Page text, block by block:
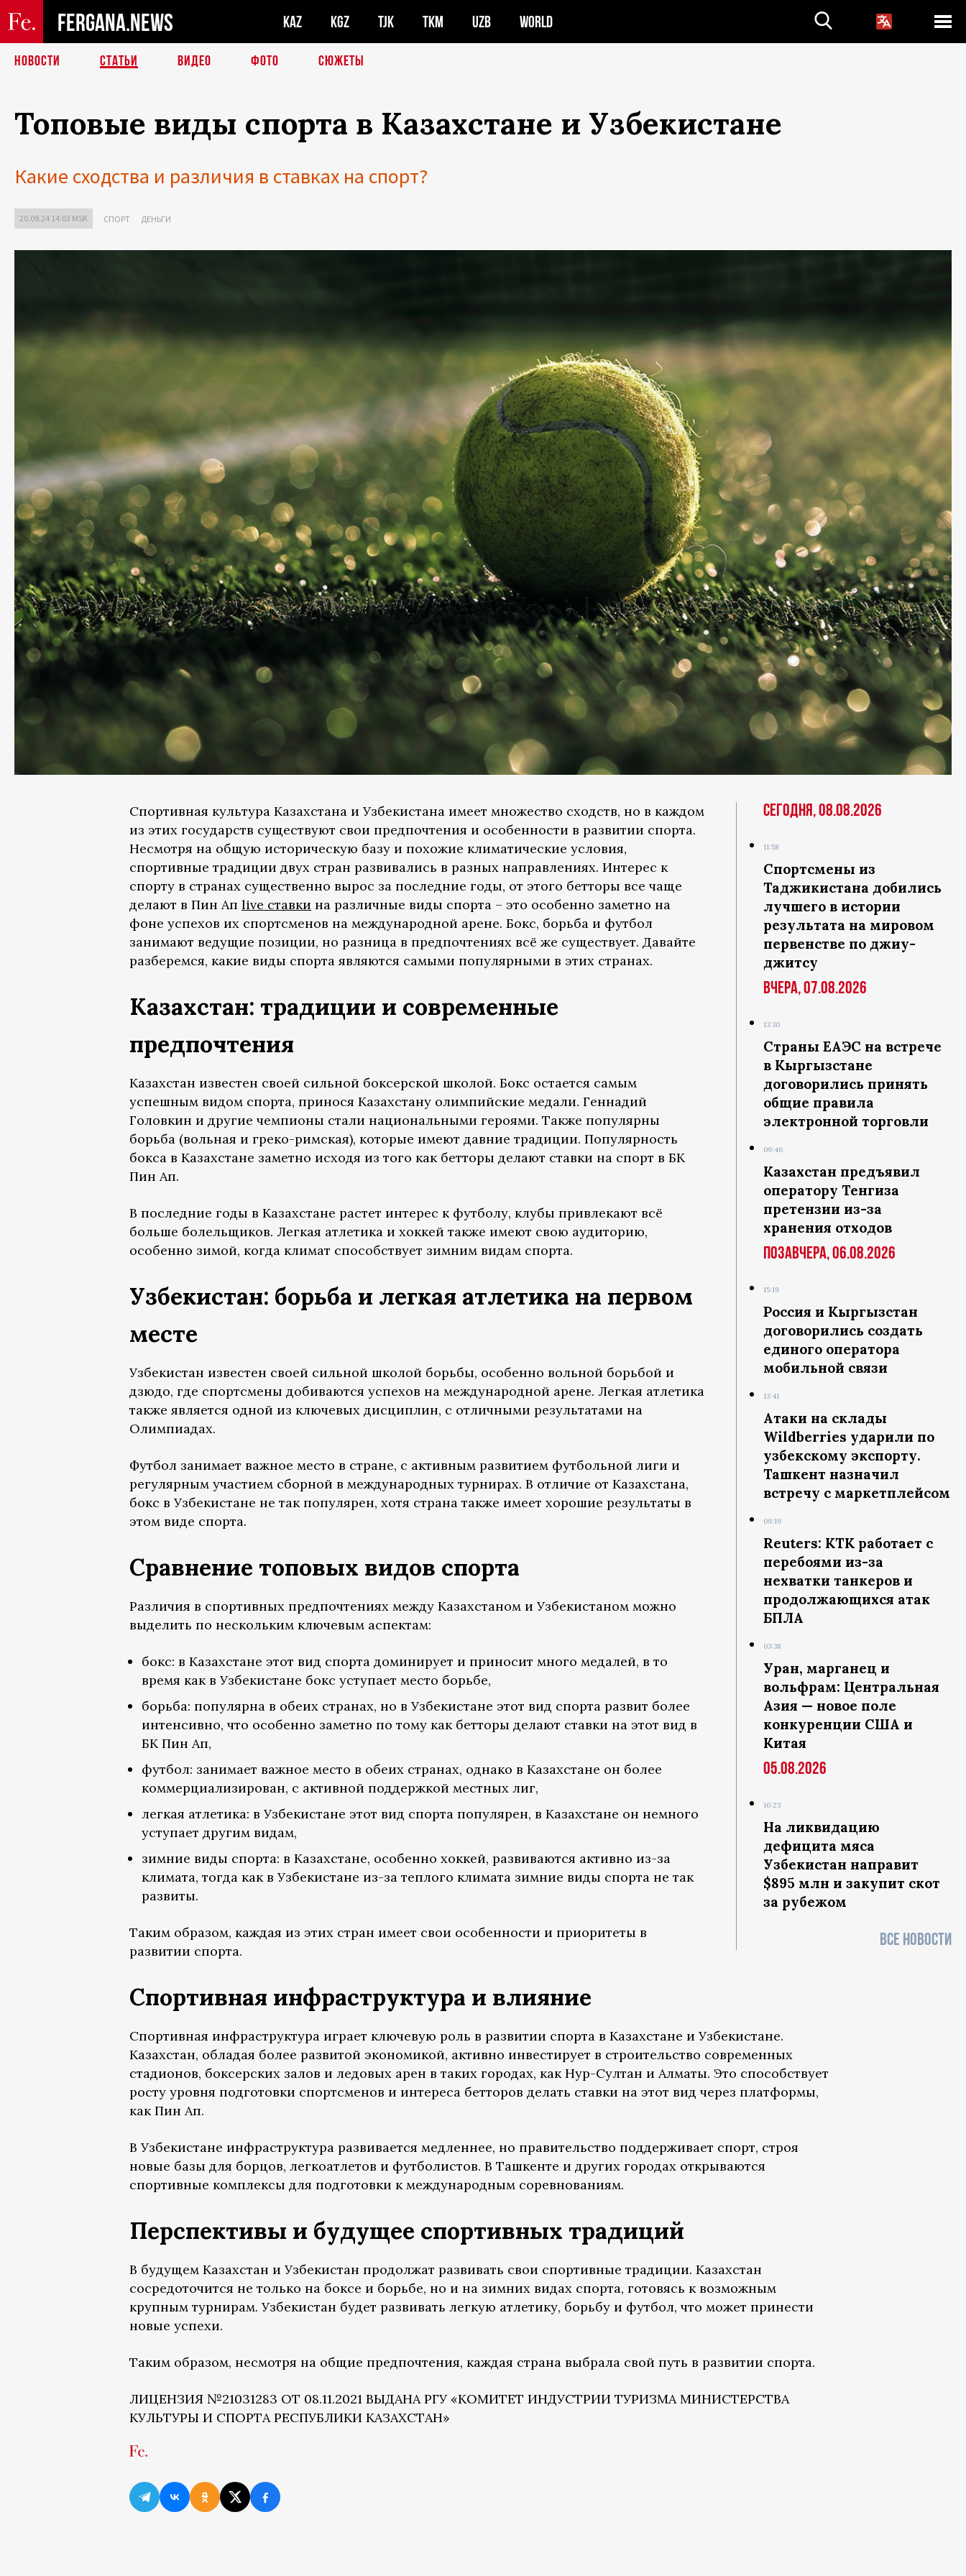
FERGANA.NEWS KAZ KGZ TJK TKM UZB WORLD
НОВОСТИ СТАТЬИ ВИДЕО ФОТО СЮЖЕТЫ
Топовые виды спорта в Казахстане и Узбекистане
Какие сходства и различия в ставках на спорт?
20.09.24 14:03 MSK СПОРТ ДЕНЬГИ
Сегодня, 08.08.2026
11:58
Спортсмены из
Таджикистана добились
лучшего в истории
результата на мировом
первенстве по джиу-
джитсу
Вчера, 07.08.2026
13:30
Страны ЕАЭС на встрече
в Кыргызстане
договорились принять
общие правила
электронной торговли
09:46
Казахстан предъявил
оператору Тенгиза
претензии из-за
хранения отходов
Позавчера, 06.08.2026
15:19
Россия и Кыргызстан
договорились создать
единого оператора
мобильной связи
13:41
Атаки на склады
Wildberries ударили по
узбекскому экспорту.
Ташкент назначил
встречу с маркетплейсом
09:19
Reuters: КТК работает с
перебоями из-за
нехватки танкеров и
продолжающихся атак
БПЛА
03:38
Уран, марганец и
вольфрам: Центральная
Азия — новое поле
конкуренции США и
Китая
05.08.2026
16:23
На ликвидацию
дефицита мяса
Узбекистан направит
$895 млн и закупит скот
за рубежом
ВСЕ НОВОСТИ
Спортивная культура Казахстана и Узбекистана имеет множество сходств, но в каждом
из этих государств существуют свои предпочтения и особенности в развитии спорта.
Несмотря на общую историческую базу и похожие климатические условия,
спортивные традиции двух стран развивались в разных направлениях. Интерес к
спорту в странах существенно вырос за последние годы, от этого бетторы все чаще
делают в Пин Ап live ставки на различные виды спорта – это особенно заметно на
фоне успехов их спортсменов на международной арене. Бокс, борьба и футбол
занимают ведущие позиции, но разница в предпочтениях всё же существует. Давайте
разберемся, какие виды спорта являются самыми популярными в этих странах.
Казахстан: традиции и современные
предпочтения
Казахстан известен своей сильной боксерской школой. Бокс остается самым
успешным видом спорта, принося Казахстану олимпийские медали. Геннадий
Головкин и другие чемпионы стали национальными героями. Также популярны
борьба (вольная и греко-римская), которые имеют давние традиции. Популярность
бокса в Казахстане заметно исходя из того как бетторы делают ставки на спорт в БК
Пин Ап.
В последние годы в Казахстане растет интерес к футболу, клубы привлекают всё
больше болельщиков. Легкая атлетика и хоккей также имеют свою аудиторию,
особенно зимой, когда климат способствует зимним видам спорта.
Узбекистан: борьба и легкая атлетика на первом
месте
Узбекистан известен своей сильной школой борьбы, особенно вольной борьбой и
дзюдо, где спортсмены добиваются успехов на международной арене. Легкая атлетика
также является одной из ключевых дисциплин, с отличными результатами на
Олимпиадах.
Футбол занимает важное место в стране, с активным развитием футбольной лиги и
регулярным участием сборной в международных турнирах. В отличие от Казахстана,
бокс в Узбекистане не так популярен, хотя страна также имеет хорошие результаты в
этом виде спорта.
Сравнение топовых видов спорта
Различия в спортивных предпочтениях между Казахстаном и Узбекистаном можно
выделить по нескольким ключевым аспектам:
бокс: в Казахстане этот вид спорта доминирует и приносит много медалей, в то
время как в Узбекистане бокс уступает место борьбе,
борьба: популярна в обеих странах, но в Узбекистане этот вид спорта развит более
интенсивно, что особенно заметно по тому как бетторы делают ставки на этот вид в
БК Пин Ап,
футбол: занимает важное место в обеих странах, однако в Казахстане он более
коммерциализирован, с активной поддержкой местных лиг,
легкая атлетика: в Узбекистане этот вид спорта популярен, в Казахстане он немного
уступает другим видам,
зимние виды спорта: в Казахстане, особенно хоккей, развиваются активно из-за
климата, тогда как в Узбекистане из-за теплого климата зимние виды спорта не так
развиты.
Таким образом, каждая из этих стран имеет свои особенности и приоритеты в
развитии спорта.
Спортивная инфраструктура и влияние
Спортивная инфраструктура играет ключевую роль в развитии спорта в Казахстане и Узбекистане.
Казахстан, обладая более развитой экономикой, активно инвестирует в строительство современных
стадионов, боксерских залов и ледовых арен в таких городах, как Нур-Султан и Алматы. Это способствует
росту уровня подготовки спортсменов и интереса бетторов делать ставки на этот вид через платформы,
как Пин Ап.
В Узбекистане инфраструктура развивается медленнее, но правительство поддерживает спорт, строя
новые базы для борцов, легкоатлетов и футболистов. В Ташкенте и других городах открываются
спортивные комплексы для подготовки к международным соревнованиям.
Перспективы и будущее спортивных традиций
В будущем Казахстан и Узбекистан продолжат развивать свои спортивные традиции. Казахстан
сосредоточится не только на боксе и борьбе, но и на зимних видах спорта, готовясь к возможным
крупным турнирам. Узбекистан будет развивать легкую атлетику, борьбу и футбол, что может принести
новые успехи.
Таким образом, несмотря на общие предпочтения, каждая страна выбрала свой путь в развитии спорта.
ЛИЦЕНЗИЯ №21031283 ОТ 08.11.2021 ВЫДАНА РГУ «КОМИТЕТ ИНДУСТРИИ ТУРИЗМА МИНИСТЕРСТВА
КУЛЬТУРЫ И СПОРТА РЕСПУБЛИКИ КАЗАХСТАН»